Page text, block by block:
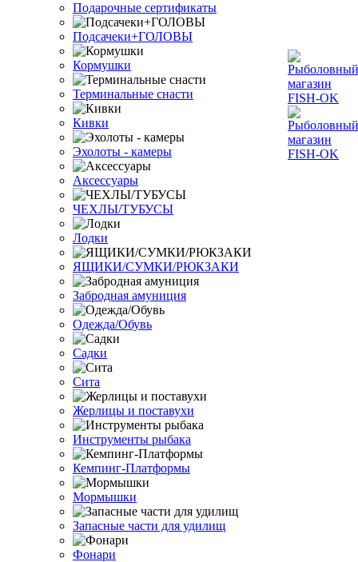
Подарочные сертификаты
Подсачеки+ГОЛОВЫ
Кормушки
Терминальные снасти
Кивки
Эхолоты - камеры
Аксессуары
ЧЕХЛЫ/ТУБУСЫ
Лодки
ЯЩИКИ/СУМКИ/РЮКЗАКИ
Забродная амуниция
Одежда/Обувь
Садки
Сита
Жерлицы и поставухи
Инструменты рыбака
Кемпинг-Платформы
Мормышки
Запасные части для удилищ
Фонари